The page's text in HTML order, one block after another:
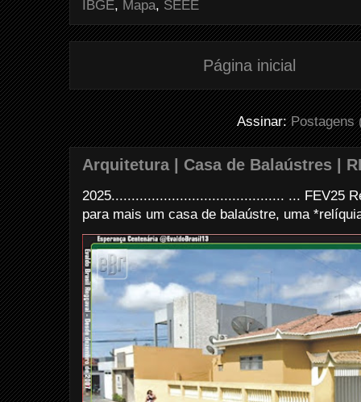
t
IBGE, Mapa, SEEE
Página inicial
Assinar:Postagens
Arquitetura | Casa de Balaústres |
2025........................................... ... FEV25
para mais um casa de balaústre, uma